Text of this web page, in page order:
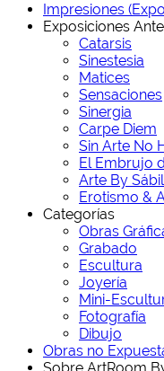
Impresiones
Exposiciones
Catarsis
Sinestesia
Matices
Sensaciones
Sinergia
Carpe Diem
Sin Arte No
El Embrujo
Arte By
Erotismo &
Categorías
Obras
Grabado
Escultura
Joyería
Mini-
Fotografía
Dibujo
Obras no